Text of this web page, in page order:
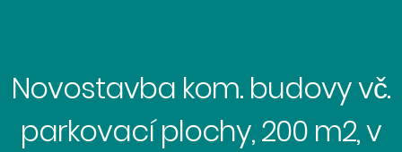
Novostavba kom. budovy vč.
parkovací plochy, 200 m2, v